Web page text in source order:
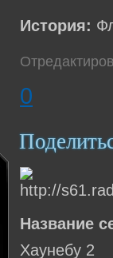
История:
0
Название
Хаунебу 2